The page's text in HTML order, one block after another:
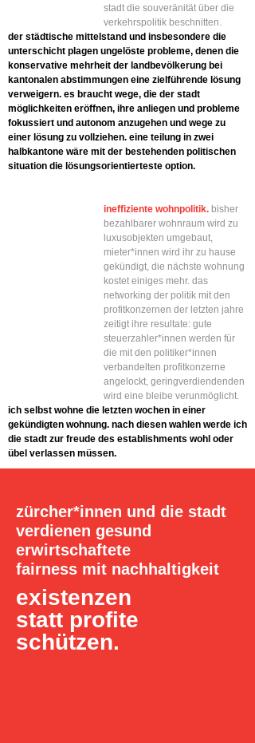
stadt die souveränität über die
verkehrspolitik beschnitten.
der städtische mittelstand und insbesondere die
unterschicht plagen ungelöste probleme, denen die
konservative mehrheit der landbevölkerung bei
kantonalen abstimmungen eine zielführende lösung
verweigern. es braucht wege, die der stadt
möglichkeiten eröffnen, ihre anliegen und probleme
fokussiert und autonom anzugehen und wege zu
einer lösung zu vollziehen. eine teilung in zwei
halbkantone wäre mit der bestehenden politischen
situation die lösungsorientierteste option.
ineffiziente wohnpolitik. bisher
bezahlbarer wohnraum wird zu
luxusobjekten umgebaut,
mieter*innen wird ihr zu hause
gekündigt, die nächste wohnung
kostet einiges mehr. das
networking der politik mit den
profitkonzernen der letzten jahre
zeitigt ihre resultate: gute
steuerzahler*innen werden für
die mit den politiker*innen
verbandelten profitkonzerne
angelockt, geringverdiendenden
wird eine bleibe verunmöglicht.
ich selbst wohne die letzten wochen in einer
gekündigten wohnung. nach diesen wahlen werde ich
die stadt zur freude des establishments wohl oder
übel verlassen müssen.
zürcher*innen und die stadt
verdienen gesund
erwirtschaftete
fairness mit nachhaltigkeit
existenzen
statt profite
schützen.